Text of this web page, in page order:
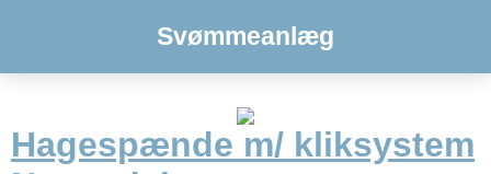
Svømmeanlæg
Hagespænde m/ kliksystem